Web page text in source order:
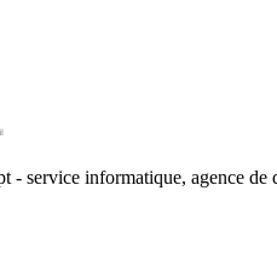
service informatique, agence